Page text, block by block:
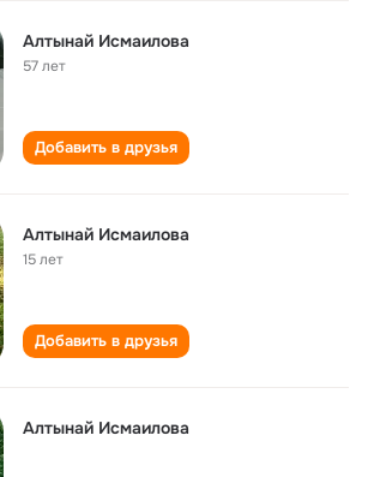
Алтынай Исмаилова
57 лет
Добавить в друзья
Алтынай Исмаилова
15 лет
Добавить в друзья
Алтынай Исмаилова